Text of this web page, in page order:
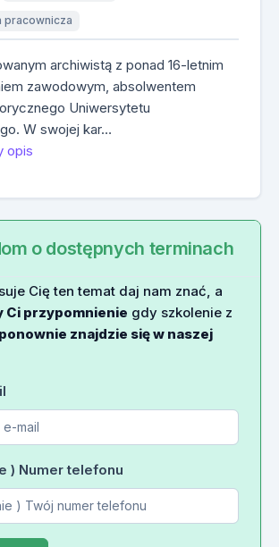
pracownicza
archiwistą z ponad 16-letnim
zawodowym, absolwentem
Uniwersytetu
W swojej kar…
opis
o dostępnych terminach
Cię ten temat daj nam znać, a
Ci przypomnienie gdy szkolenie z
ponownie znajdzie się w naszej
) Numer telefonu